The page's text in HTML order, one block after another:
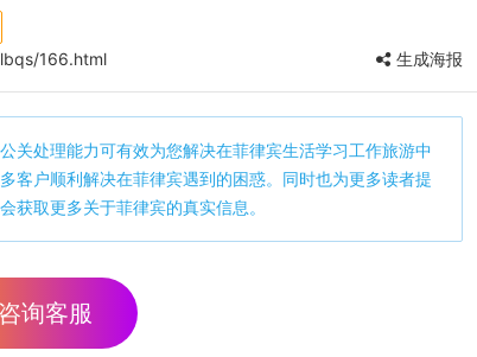
166.html 生成海报
关处理能力可有效为您解决在菲律宾生活学习工作旅游中
客户顺利解决在菲律宾遇到的困惑。同时也为更多读者提
获取更多关于菲律宾的真实信息。
咨询客服